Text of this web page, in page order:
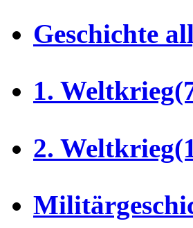
Geschichte
1. Weltkrieg
2. Weltkrieg